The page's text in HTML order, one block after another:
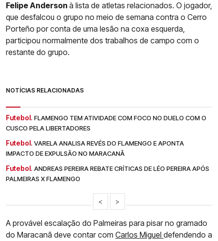
Felipe Anderson à lista de atletas relacionados. O jogador,
que desfalcou o grupo no meio de semana contra o Cerro
Porteño por conta de uma lesão na coxa esquerda,
participou normalmente dos trabalhos de campo com o
restante do grupo.
NOTÍCIAS RELACIONADAS
Futebol. FLAMENGO TEM ATIVIDADE COM FOCO NO DUELO COM O
CUSCO PELA LIBERTADORES
Futebol. VARELA ANALISA REVÉS DO FLAMENGO E APONTA
IMPACTO DE EXPULSÃO NO MARACANÃ
Futebol. ANDREAS PEREIRA REBATE CRÍTICAS DE LÉO PEREIRA APÓS
PALMEIRAS X FLAMENGO
< >
A provável escalação do Palmeiras para pisar no gramado
do Maracanã deve contar com Carlos Miguel defendendo a